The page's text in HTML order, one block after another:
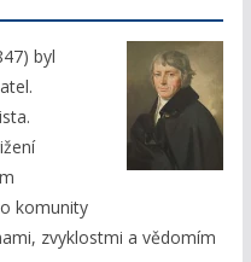
byl
komunity
zvyklostmi a vědomím